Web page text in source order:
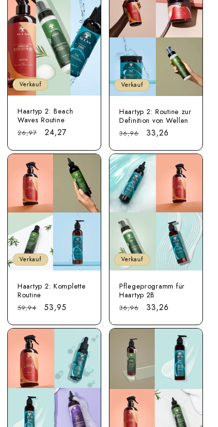
Verkauf
Haartyp 2: Beach
Waves Routine
Regulärer
26,97 Sonderpreis
24,27
Verkauf
Haartyp 2: Routine zur
Definition von Wellen
Regulärer
36,96 Sonderpreis
33,26
Verkauf
Haartyp 2: Komplette
Routine
Regulärer
59,94 Sonderpreis
53,95
Verkauf
Pflegeprogramm für
Haartyp 2B
Regulärer
36,96 Sonderpreis
33,26